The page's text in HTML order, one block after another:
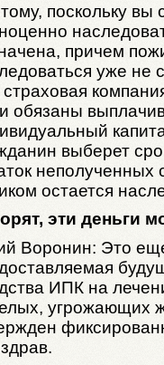
поскольку вы
причем
уже не
страховая
обязаны
выберет
неполученных
остается
эти деньги
Воронин: Это
ИПК на
угрожающих